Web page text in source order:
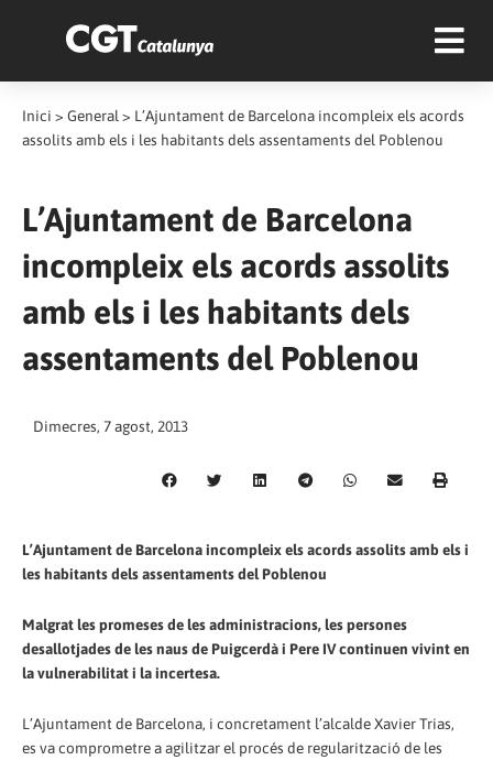
Inici > General > L’Ajuntament de Barcelona incompleix els acords
assolits amb els i les habitants dels assentaments del Poblenou
L’Ajuntament de Barcelona
incompleix els acords assolits
amb els i les habitants dels
assentaments del Poblenou
Dimecres, 7 agost, 2013
L’Ajuntament de Barcelona incompleix els acords assolits amb els i
les habitants dels assentaments del Poblenou
Malgrat les promeses de les administracions, les persones
desallotjades de les naus de Puigcerdà i Pere IV continuen vivint en
la vulnerabilitat i la incertesa.
L’Ajuntament de Barcelona, i concretament l’alcalde Xavier Trias,
es va comprometre a agilitzar el procés de regularització de les